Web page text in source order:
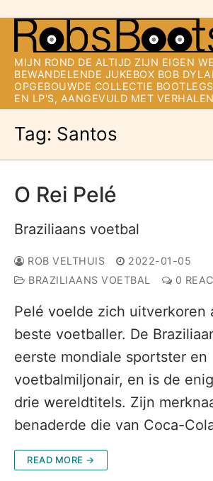
naar
de
inhoud
MIJN ROND DE ALTIJD ZIJN EIGEN
BEWANDELENDE JUKEBOX BOB
OPGEBOUWDE COLLECTIE
EN LP'S, AANGEVULD MET
Tag: Santos
O Rei Pelé
Braziliaans voetbal
ROB VELTHUIS
2022-01-05
BRAZILIAANS VOETBAL
0
Pelé voelde zich uitverkoren
beste voetballer. De
eerste mondiale sportster en
voetbalmiljonair, en is de
drie wereldtitels. Zijn
benaderde die van Coca-
READ MORE →